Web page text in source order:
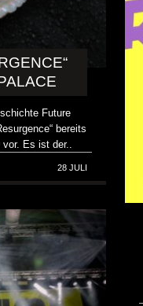
Future
bereits
Es ist der..
28 JULI